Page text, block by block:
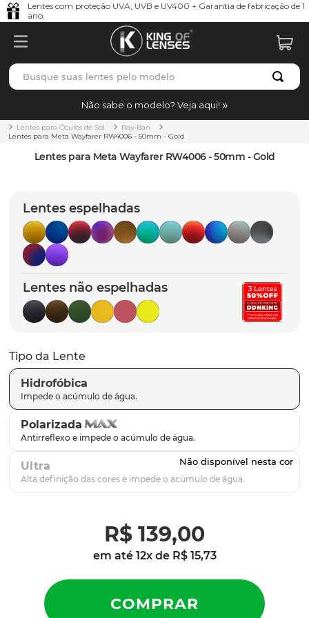
Lentes com proteção UVA, UVB e UV400 + Garantia de fabricação de 1
ano.
Busque suas lentes pelo modelo
Não sabe o modelo? Veja aqui!
Lentes para Óculos de Sol
Ray-Ban
Lentes para Meta Wayfarer RW4006 - 50mm - Gold
Lentes para Meta Wayfarer RW4006 - 50mm - Gold
Lentes espelhadas
Lentes não espelhadas
Tipo da Lente
Hidrofóbica
Polarizada
Ultra
R$ 139,00
em até 12x de R$ 15,73
TERMOS MAIS BUSCADOS
1º borrachas
holbrook
5º chaves
6º t-shock
7º gasket
8º parafusos
9º latch